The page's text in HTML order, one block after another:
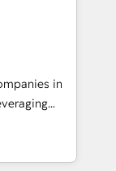
your
to
your
in
and
offer spans
in CRM